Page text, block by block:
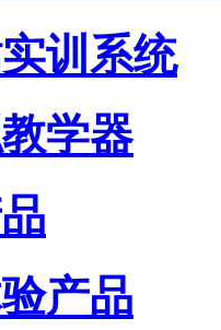
训系统
学器
产品